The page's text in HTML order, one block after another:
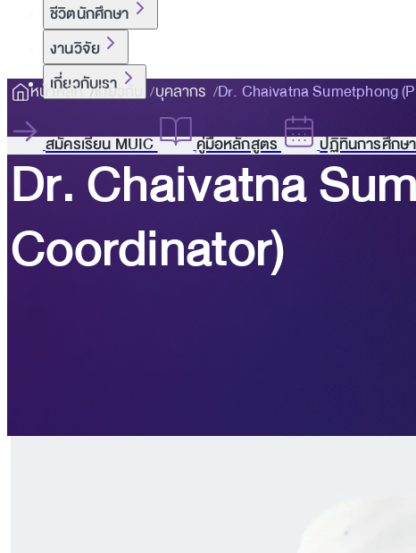
ชีวิตนักศึกษา
งานวิจัย
เกี่ยวกับเรา
สมัครเรียน MUIC คู่มือหลักสูตร ปฏิทินการศึกษ
หน้าหลัก เกี่ยวกับ บุคลากร Dr. Chaivatna Sumetphong
Dr. Chaivatna
Coordinator)